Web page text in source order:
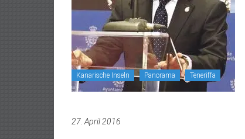
Kanarische Inseln Panorama Teneriffa
27. April 2016